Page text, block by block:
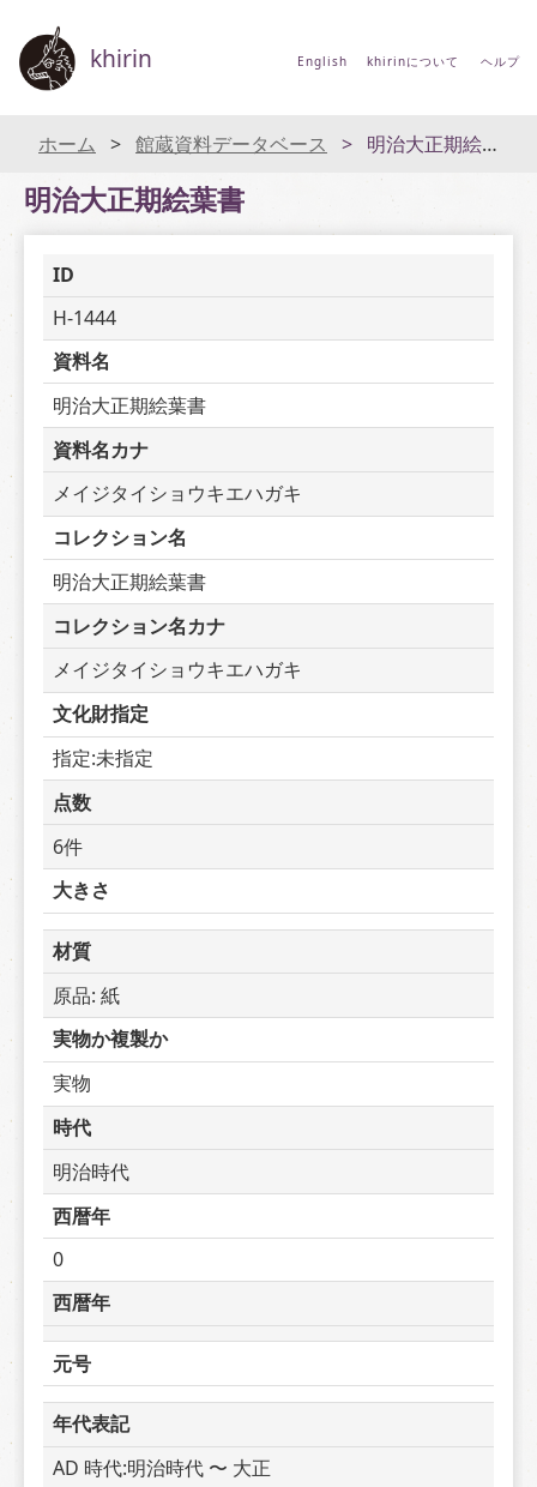
khirin English khirinについて ヘルプ
ホーム 館蔵資料データベース 明治大正期絵葉書
明治大正期絵葉書
ID
H-1444
資料名
明治大正期絵葉書
資料名カナ
メイジタイショウキエハガキ
コレクション名
明治大正期絵葉書
コレクション名カナ
メイジタイショウキエハガキ
文化財指定
指定:未指定
点数
6件
大きさ
材質
原品: 紙
実物か複製か
実物
時代
明治時代
西暦年
0
西暦年
元号
年代表記
AD 時代:明治時代 〜 大正